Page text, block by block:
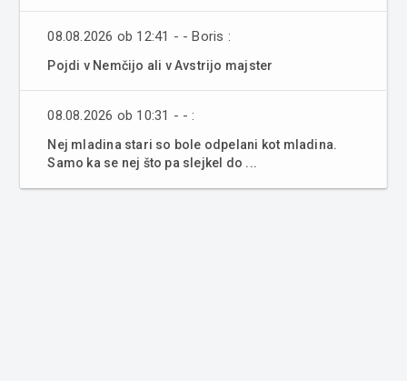
08.08.2026 ob 12:41 - - Boris :
Pojdi v Nemčijo ali v Avstrijo majster
08.08.2026 ob 10:31 - - :
Nej mladina stari so bole odpelani kot mladina.
Samo ka se nej što pa slejkel do ...